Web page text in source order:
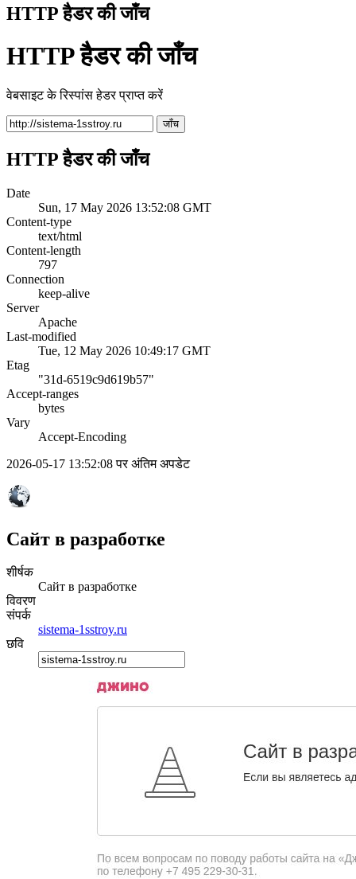
HTTP हैडर की जाँच
HTTP हैडर की जाँच
वेबसाइट के रिस्पांस हेडर प्राप्त करें
जाँच
HTTP हैडर की जाँच
Date
Sun, 17 May 2026 13:52:08 GMT
Content-type
text/html
Content-length
797
Connection
keep-alive
Server
Apache
Last-modified
Tue, 12 May 2026 10:49:17 GMT
Etag
"31d-6519c9d619b57"
Accept-ranges
bytes
Vary
Accept-Encoding
2026-05-17 13:52:08 पर अंतिम अपडेट
Сайт в разработке
शीर्षक
Сайт в разработке
विवरण
संपर्क
sistema-1sstroy.ru
छवि